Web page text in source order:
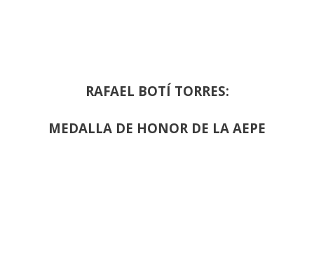
RAFAEL BOTÍ TORRES:
MEDALLA DE HONOR DE LA AEPE